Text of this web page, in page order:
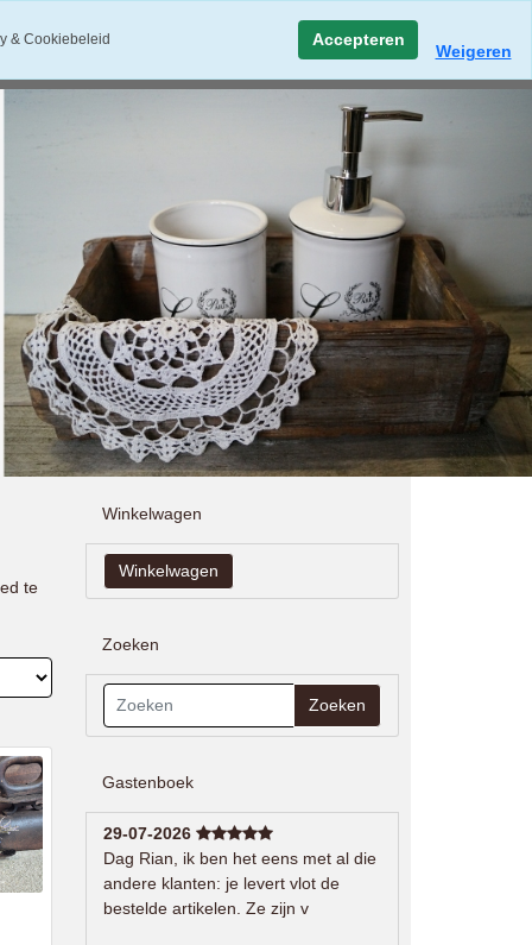
te
Winkelwagen
Zoeken
Zoeken
Gastenboek
29-07-2026
Dag Rian, ik ben het eens met al die
andere klanten: je levert vlot de
bestelde artikelen. Ze zijn v
& Cookiebeleid Accepteren
Weigeren